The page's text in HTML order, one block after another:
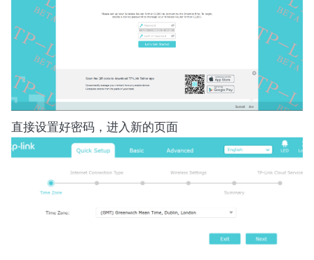
if __name__ == "__main__":
直接设置好密码，进入新的页面